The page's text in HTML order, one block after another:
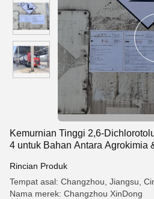
Kemurnian Tinggi 2,6-
4 untuk Bahan Antara Agrokimia
Rincian Produk
Tempat asal: Changzhou, Jiangsu,
Nama merek: Changzhou XinDong